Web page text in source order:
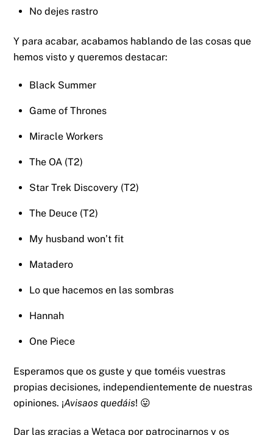
No dejes rastro
Y para acabar, acabamos hablando de las cosas que
hemos visto y queremos destacar:
Black Summer
Game of Thrones
Miracle Workers
The OA (T2)
Star Trek Discovery (T2)
The Deuce (T2)
My husband won’t fit
Matadero
Lo que hacemos en las sombras
Hannah
One Piece
Esperamos que os guste y que toméis vuestras
propias decisiones, independientemente de nuestras
opiniones. ¡Avisaos quedáis! 😛
Dar las gracias aWetaca por patrocinarnos y os